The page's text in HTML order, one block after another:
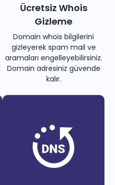
Ücretsiz Whois
Gizleme
Domain whois bilgilerini
gizleyerek spam mail ve
aramaları engelleyebilirsiniz.
Domain adresiniz güvende
kalır.